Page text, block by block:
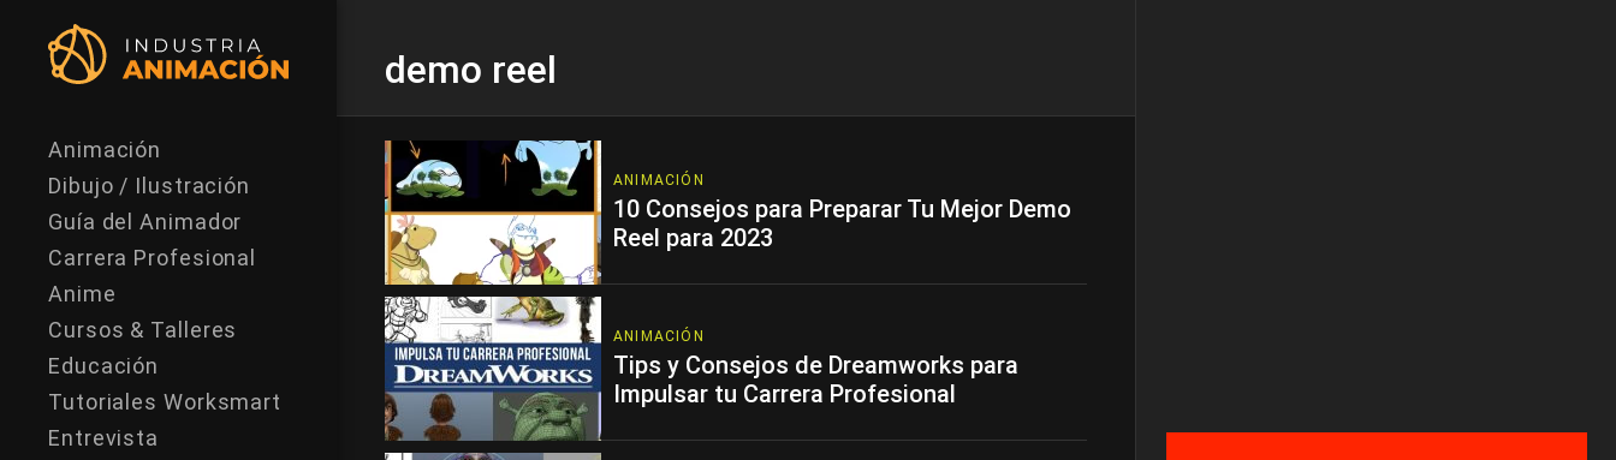
Animación
Dibujo / Ilustración
Guía del Animador
Carrera Profesional
Anime
Cursos & Talleres
Educación
Tutoriales Worksmart
Entrevista
demo reel
ANIMACIÓN
10 Consejos para Preparar Tu Mejor Demo
Reel para 2023
ANIMACIÓN
Tips y Consejos de Dreamworks para
Impulsar tu Carrera Profesional